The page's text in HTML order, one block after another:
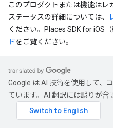
このプロダクトまたは機能はレ
ステータスの詳細については、
ください。Places SDK for iOS
ドをご覧ください。
Google は AI 技術を使用して、
ています。AI 翻訳には誤りが含